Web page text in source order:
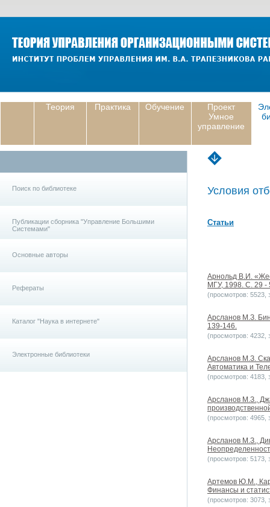
Теория Практика Обучение
Проект
Умное
управление
Поиск по библиотеке
Публикации сборника "Управление Большими
Системами"
Основные авторы
Рефераты
Каталог "Наука в интернете"
Электронные библиотеки
Условия
Статьи
Арнольд В.И.
МГУ, 1998. С. 29 -
(просмотров: 5523,
Арсланов М.З.
139-146.
(просмотров: 4232,
Арсланов М.З.
Автоматика и
(просмотров: 4183,
Арсланов М.З.,
(просмотров: 4965,
Арсланов М.З.,
(просмотров: 5173,
Артемов Ю.М.,
Финансы и
(просмотров: 3073,